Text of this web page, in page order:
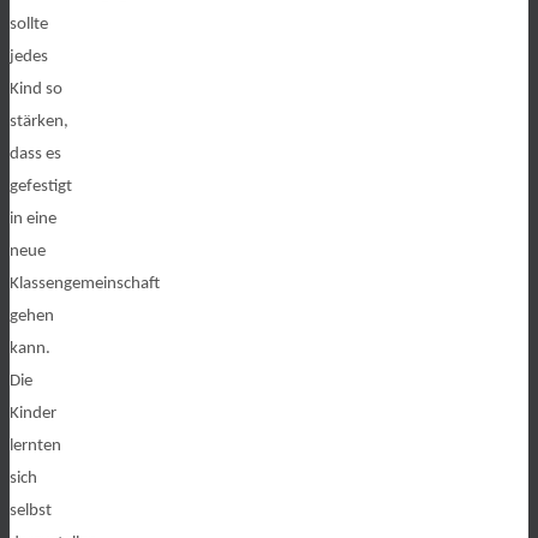
sollte
jedes
Kind so
stärken,
dass es
gefestigt
in eine
neue
Klassengemeinschaft
gehen
kann.
Die
Kinder
lernten
sich
selbst